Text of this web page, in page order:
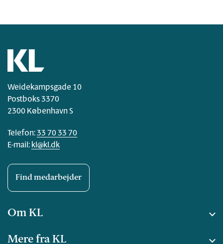
Weidekampsgade 10
Postboks 3370
2300 København S
Telefon:33 70 33 70
E-mail: kl@kl.dk
Find medarbejder
Om KL
Mere fra KL